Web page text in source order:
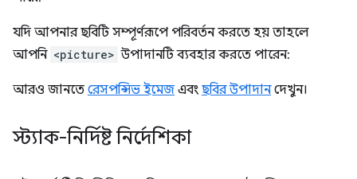
যদি আপনার ছবিটি সম্পূর্ণরূপে পরিবর্তন করতে হয় তাহলে
আপনি <picture> উপাদানটি ব্যবহার করতে পারেন:
আরও জানতে রেসপন্সিভ ইমেজ এবং ছবির উপাদানদেখুন।
স্ট্যাক-নির্দিষ্ট নির্দেশিকা